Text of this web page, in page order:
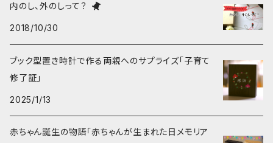
内のし、外のしって？
2018/10/30
ブック型置き時計で作る両親へのサプライズ「子育て
修了証」
2025/1/13
赤ちゃん誕生の物語「赤ちゃんが生まれた日メモリア